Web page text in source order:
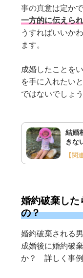
事の真意は定か
一方的に伝えら
うすればいいか
ます。
成婚したことを
を手に入れたい
ではないでしょう
結婚
きな
【関
婚約破棄した
の？
婚約破棄される
成婚後に婚約破
か？ 詳しく事例